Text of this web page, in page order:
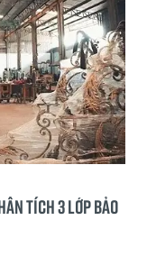
tích 3 Lớp Bảo